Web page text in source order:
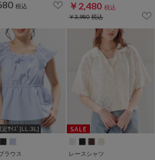
税込 ￥2,480 税込
￥3,980税込
定ｻｲｽﾞ[LL,3L]
ラウス レースシャツ